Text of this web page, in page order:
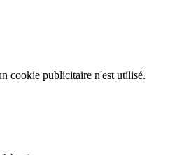
cookie publicitaire n'est utilisé.